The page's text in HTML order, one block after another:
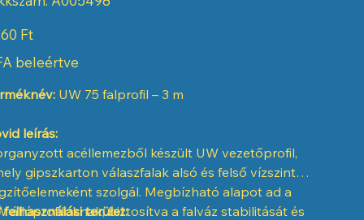
A005498
Ft
beleértve
UW 75 falprofil – 3 m
leírás:
acéllemezből készült UW vezetőprofil,
gipszkarton válaszfalak alsó és felső vízszintes
szolgál. Megbízható alapot ad a
állóprofiloknak, biztosítva a falváz stabilitását és
felhasználási terület: